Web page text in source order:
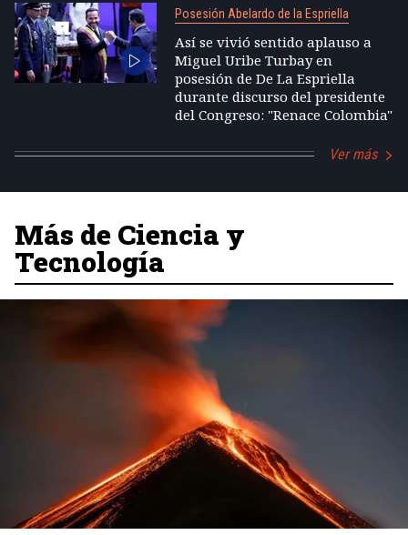
Posesión Abelardo de la Espriella
Así se vivió sentido aplauso a
Miguel Uribe Turbay en
posesión de De La Espriella
durante discurso del presidente
del Congreso: "Renace Colombia"
Ver más
Más de Ciencia y
Tecnología